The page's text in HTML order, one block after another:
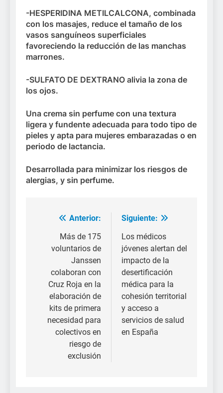
-HESPERIDINA METILCALCONA, combinada
con los masajes, reduce el tamaño de los
vasos sanguíneos superficiales
favoreciendo la reducción de las manchas
marrones.
-SULFATO DE DEXTRANO alivia la zona de
los ojos.
Una crema sin perfume con una textura
ligera y fundente adecuada para todo tipo de
pieles y apta para mujeres embarazadas o en
periodo de lactancia.
Desarrollada para minimizar los riesgos de
alergias, y sin perfume.
Navegación
entradas
Anterior:
Más de 175
voluntarios de
Janssen
colaboran con
Cruz Roja en la
elaboración de
kits de primera
necesidad para
colectivos en
riesgo de
exclusión
Siguiente:
Los médicos
jóvenes alertan del
impacto de la
desertificación
médica para la
cohesión territorial
y acceso a
servicios de salud
en España